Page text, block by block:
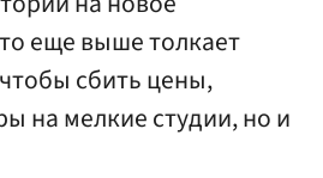
еще выше толкает
сбить цены,
на мелкие студии, но и